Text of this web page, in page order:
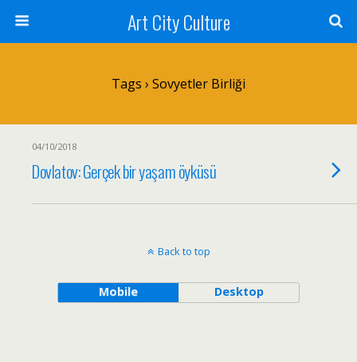
Art City Culture
Tags › Sovyetler Birliği
04/10/2018
Dovlatov: Gerçek bir yaşam öyküsü
Back to top
Mobile Desktop